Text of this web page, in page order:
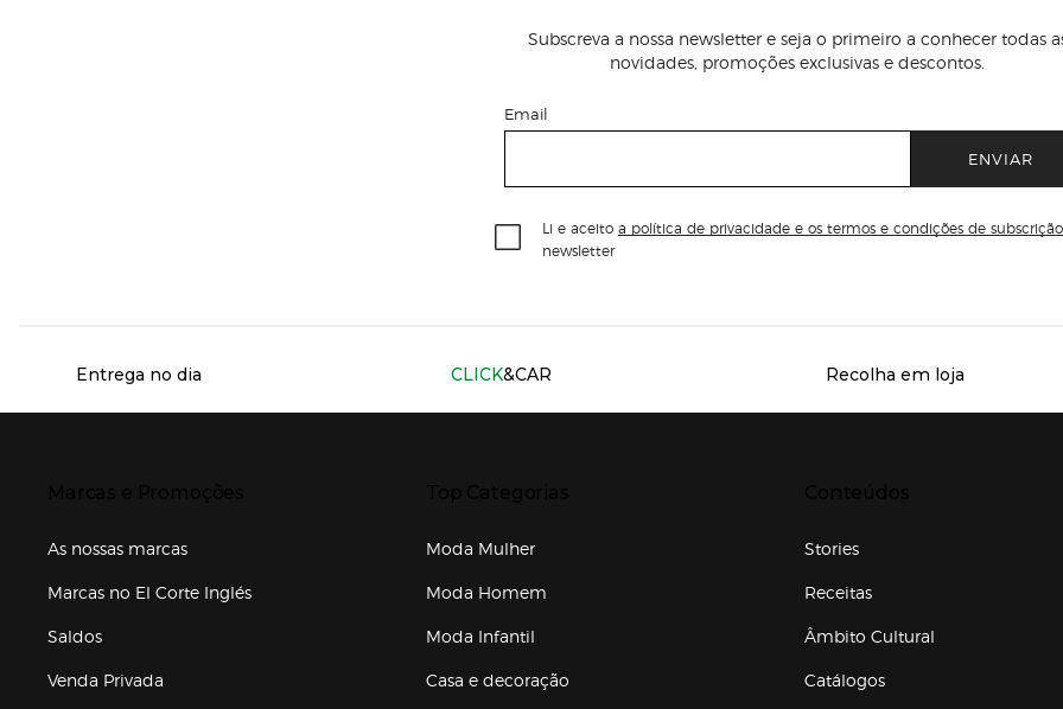
Subscreva a nossa newsletter e seja o primeiro a conhecer todas
novidades, promoções exclusivas e descontos.
Email
ENVIAR
Li e aceito a política de privacidade e os termos e condições de subscrição
newsletter
Servicios destacados
Entrega no dia CLICK&CAR Recolha em loja
As nossas marcas
Marcas no El Corte Inglés
Saldos
Venda Privada
Moda Mulher
Moda Homem
Moda Infantil
Casa e decoração
Stories
Receitas
Âmbito Cultural
Catálogos